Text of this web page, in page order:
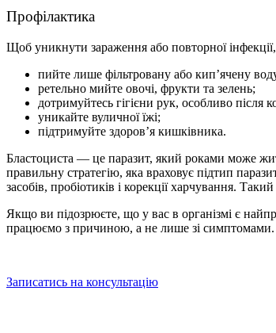
Профілактика
Щоб уникнути зараження або повторної
пийте лише фільтровану або кип’ячену
ретельно мийте овочі, фрукти та зелень;
дотримуйтесь гігієни рук, особливо після
уникайте вуличної їжі;
підтримуйте здоров’я кишківника.
Бластоциста — це паразит, який роками може
правильну стратегію, яка враховує підтип
засобів, пробіотиків і корекції харчування.
Якщо ви підозрюєте, що у вас в організмі є
працюємо з причиною, а не лише зі симптомами.
Записатись на консультацію